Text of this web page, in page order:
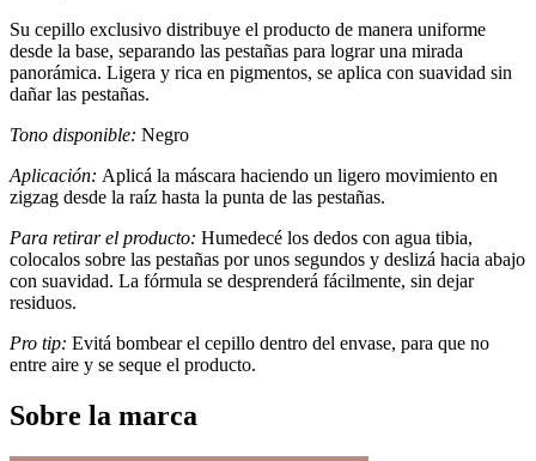
Su cepillo exclusivo distribuye el producto de manera uniforme
desde la base, separando las pestañas para lograr una mirada
panorámica. Ligera y rica en pigmentos, se aplica con suavidad sin
dañar las pestañas.
Tono disponible: Negro
Aplicación: Aplicá la máscara haciendo un ligero movimiento en
zigzag desde la raíz hasta la punta de las pestañas.
Para retirar el producto: Humedecé los dedos con agua tibia,
colocalos sobre las pestañas por unos segundos y deslizá hacia abajo
con suavidad. La fórmula se desprenderá fácilmente, sin dejar
residuos.
Pro tip: Evitá bombear el cepillo dentro del envase, para que no
entre aire y se seque el producto.
Sobre la marca